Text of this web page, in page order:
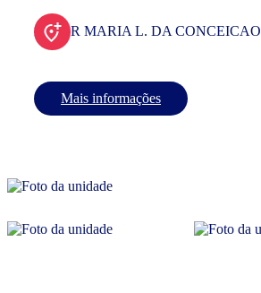
R MARIA L. DA CONCEICAO
Mais informações